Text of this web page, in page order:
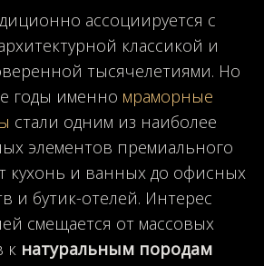
Агат
Травертин
Лабрадорит
Синий Голубой
Красный
Коричневый Желтый
ассоциируется с
классикой и
тысячелетиями. Но
годы именно мраморные
стали одним из наиболее
элементов премиального
кухонь и ванных до офисных
и бутик-отелей. Интерес
смещается от массовых
к натуральным породам